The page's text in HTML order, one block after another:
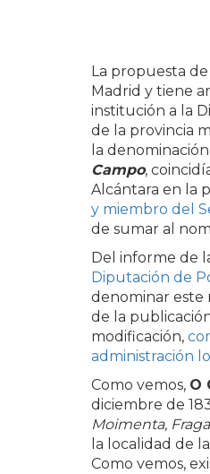
La propuesta
Madrid y tiene
institución a la
de la provincia
la
Campo,
Alcántara en la
y miembro del
de sumar al
Del informe de
Diputación de
denominar este
de la
modificación,
administración
Como vemos, O
diciembre de
Moimenta,
la localidad de la
Como vemos,